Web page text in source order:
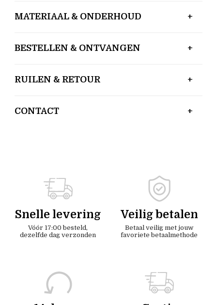
MATERIAAL & ONDERHOUD
BESTELLEN & ONTVANGEN
RUILEN & RETOUR
CONTACT
Snelle levering
Vóór 17:00 besteld,
dezelfde dag verzonden
Veilig betalen
Betaal veilig met jouw
favoriete betaalmethode